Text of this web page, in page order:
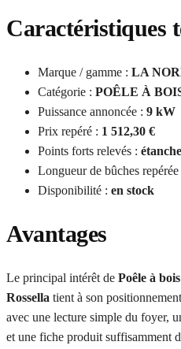
Caractéristiques
Marque / gamme : LA
Catégorie : POÊLE À
Puissance annoncée : 9 kW
Prix repéré : 1 512,30 €
Points forts relevés :
Longueur de bûches repérée
Disponibilité : en stock
Avantages
Le principal intérêt de Poêle à
Rossella tient à son
avec une lecture simple du foyer,
et une fiche produit suffisamment